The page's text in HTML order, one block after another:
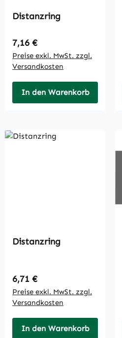
Distanzring
Regulärer Preis:
7,16 €
Preise exkl. MwSt. zzgl.
Versandkosten
In den Warenkorb
Distanzring
Regulärer Preis:
6,71 €
Preise exkl. MwSt. zzgl.
Versandkosten
In den Warenkorb